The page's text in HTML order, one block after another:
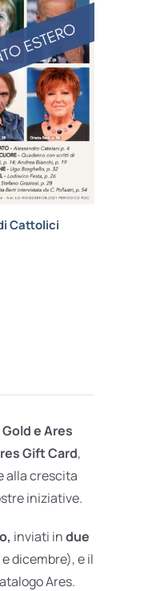
Cattolici
e Ares
Gift Card,
alla crescita
iniziative.
inviati indue
dicembre), e il
Ares.